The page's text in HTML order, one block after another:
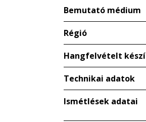
Bemutató médium
Régió
Hangfelvételt
Technikai adatok
Ismétlések adatai